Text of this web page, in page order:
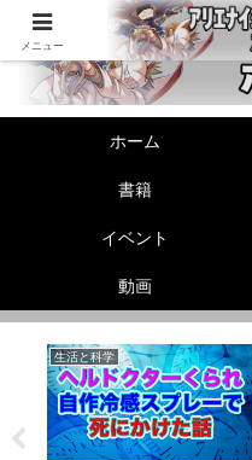
ホーム
書籍
イベント
動画
生活と科学
メニュー